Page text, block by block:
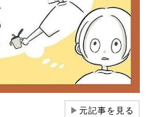
▶元記事を見る